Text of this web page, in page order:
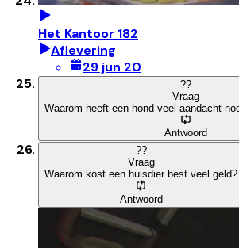
Het Kantoor 182
Aflevering
29 jun 20
??
Vraag
Waarom heeft een hond veel aandacht
Antwoord
??
Vraag
Waarom kost een huisdier best veel geld?
Antwoord